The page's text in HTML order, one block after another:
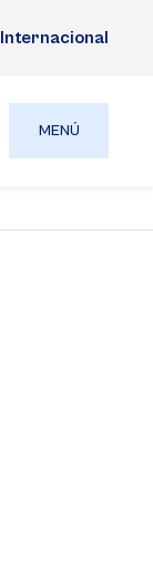
Internacional
MENÚ